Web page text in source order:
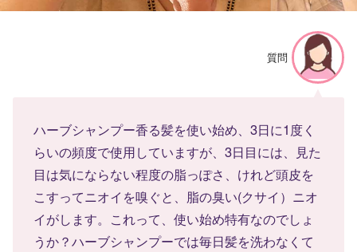
質問
ハーブシャンプー香る髪を使い始め、3日に1度く
らいの頻度で使用していますが、3日目には、見た
目は気にならない程度の脂っぽさ、けれど頭皮を
こすってニオイを嗅ぐと、脂の臭い(クサイ）ニオ
イがします。これって、使い始め特有なのでしょ
うか？ハーブシャンプーでは毎日髪を洗わなくて